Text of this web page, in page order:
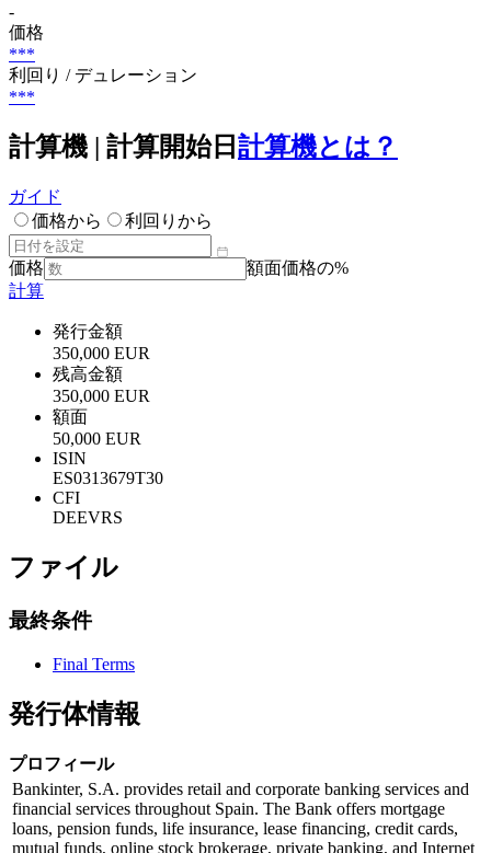
-
価格
***
利回り / デュレーション
***
計算機 | 計算開始日 計算機とは？
ガイド
価格から
利回りから
価格
額面価格の%
計算
発行金額
350,000 EUR
残高金額
350,000 EUR
額面
50,000 EUR
ISIN
ES0313679T30
CFI
DEEVRS
ファイル
最終条件
Final Terms
発行体情報
プロフィール
Bankinter, S.A. provides retail and corporate banking services and
financial services throughout Spain. The Bank offers mortgage
loans, pension funds, life insurance, lease financing, credit cards,
mutual funds, online stock brokerage, private banking, and Internet